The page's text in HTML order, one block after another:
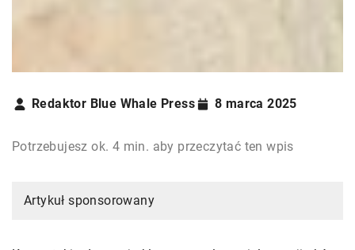
Redaktor Blue Whale Press 8 marca 2025
Potrzebujesz ok. 4 min. aby przeczytać ten wpis
Artykuł sponsorowany